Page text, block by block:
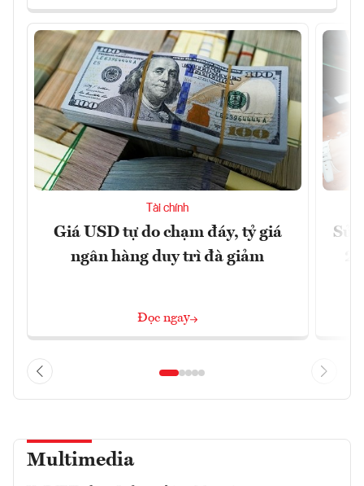
Tài chính
Giá USD tự do chạm đáy, tỷ giá
ngân hàng duy trì đà giảm
Đọc ngay
Multimedia